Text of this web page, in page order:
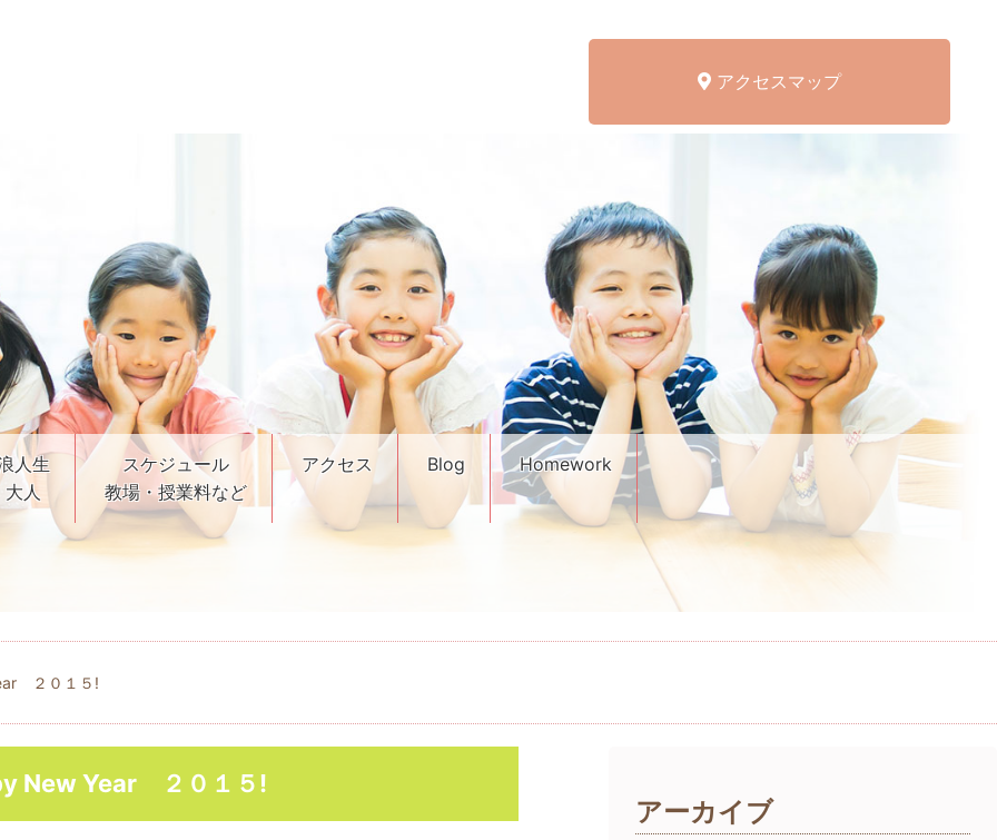
アクセスマップ
人生
大人
スケジュール
教場・授業料など
アクセス Blog Homework
２０１５!
New Year ２０１５!
アーカイブ